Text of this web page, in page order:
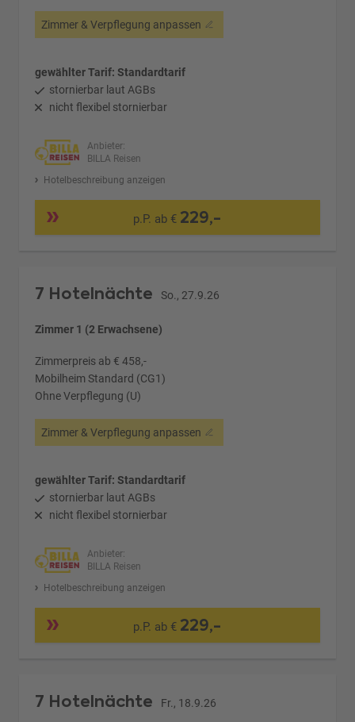
Zimmer & Verpflegung anpassen
gewählter Tarif: Standardtarif
stornierbar laut AGBs
nicht flexibel stornierbar
Anbieter:
BILLA Reisen
Hotelbeschreibung anzeigen
p.P. ab € 229,-
7 Hotelnächte So., 27.9.26
Zimmer 1 (2 Erwachsene)
Zimmerpreis ab € 458,-
Mobilheim Standard (CG1)
Ohne Verpflegung (U)
Zimmer & Verpflegung anpassen
gewählter Tarif: Standardtarif
stornierbar laut AGBs
nicht flexibel stornierbar
Anbieter:
BILLA Reisen
Hotelbeschreibung anzeigen
p.P. ab € 229,-
7 Hotelnächte Fr., 18.9.26